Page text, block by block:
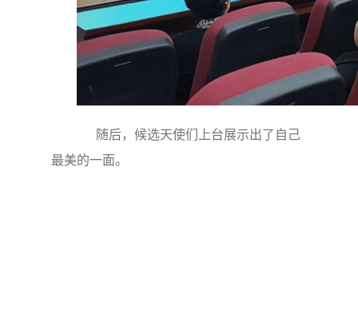
随后，候选天使们上台展示出了自己
最美的一面。